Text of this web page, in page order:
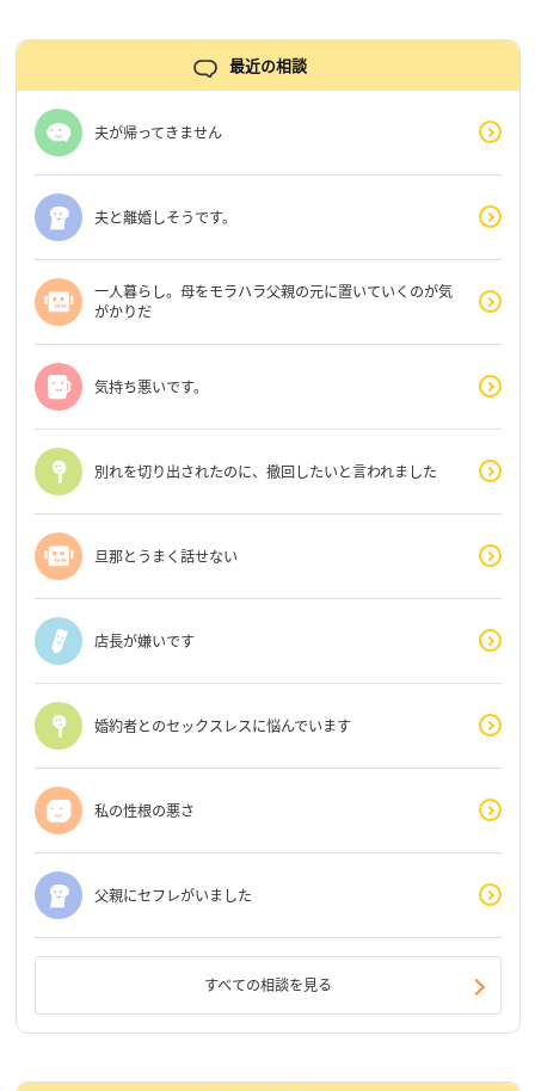
最近の相談
夫が帰ってきません
夫と離婚しそうです。
一人暮らし。母をモラハラ父親の元に置いていくのが気
がかりだ
気持ち悪いです。
別れを切り出されたのに、撤回したいと言われました
旦那とうまく話せない
店長が嫌いです
婚約者とのセックスレスに悩んでいます
私の性根の悪さ
父親にセフレがいました
すべての相談を見る